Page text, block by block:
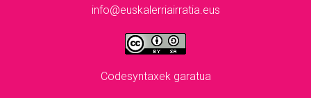
info@euskalerriairratia.eus
Codesyntaxek garatua